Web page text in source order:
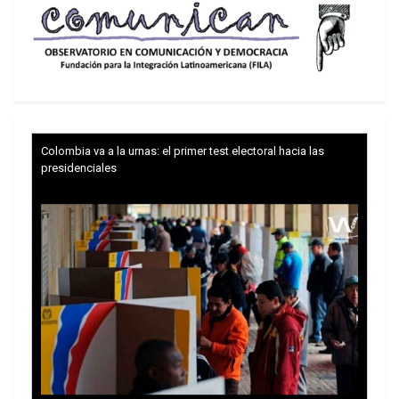
se tiene en nuestro país”, dijo el presidente.
Para el titular de Energía e Hidrocarburos el
hallazgo representa un primer impulso a la
gestión de Arce. El presidente asumió hace
menos de dos meses en medio de una gran crisis
económica. “Estas nuevas reservas nos van a
garantizar el abastecimiento al mercado interno y,
en segundo lugar, poder cumplir con los contratos
de gas hacia la Argentina y Brasil”, señaló Molina.
Colombia va a la urnas: el primer test electoral hacia las
presidenciales